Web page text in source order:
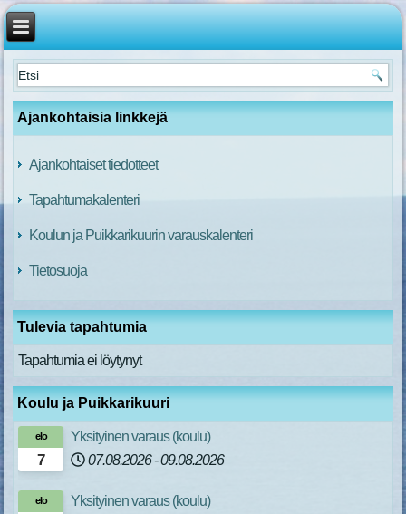
Ajankohtaisia linkkejä
Ajankohtaiset tiedotteet
Tapahtumakalenteri
Koulun ja Puikkarikuurin varauskalenteri
Tietosuoja
Tulevia tapahtumia
Tapahtumia ei löytynyt
Koulu ja Puikkarikuuri
7
elo
Yksityinen varaus (koulu)
07.08.2026 - 09.08.2026
elo
Yksityinen varaus (koulu)